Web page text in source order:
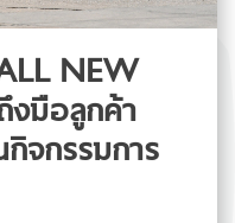
NEW
งมือลูกค้า
จกรรมการ